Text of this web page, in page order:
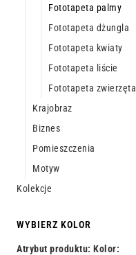
Fototapeta palmy
Fototapeta dżungla
Fototapeta kwiaty
Fototapeta liście
Fototapeta zwierzęta
Krajobraz
Biznes
Pomieszczenia
Motyw
Kolekcje
WYBIERZ KOLOR
Atrybut produktu: Kolor: